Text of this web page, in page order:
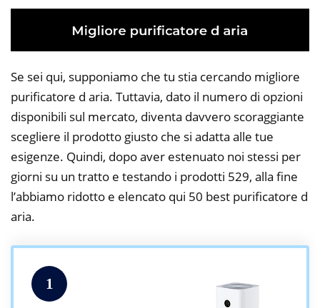
Se sei qui, supponiamo che tu stia cercando migliore
purificatore d aria. Tuttavia, dato il numero di opzioni
disponibili sul mercato, diventa davvero scoraggiante
scegliere il prodotto giusto che si adatta alle tue
esigenze. Quindi, dopo aver estenuato noi stessi per
giorni su un tratto e testando i prodotti 529, alla fine
l’abbiamo ridotto e elencato qui 50 best purificatore d
aria.
1